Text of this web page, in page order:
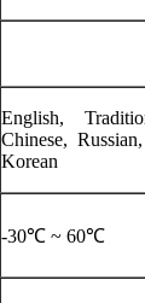
English,
Chinese,
Korean
-30℃ ~ 60℃